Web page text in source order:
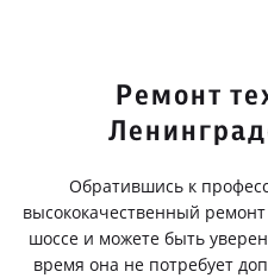
Ремонт
Обратившись к
высококачественный
шоссе и можете быть
время она не потребует